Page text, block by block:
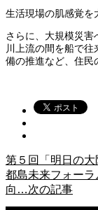
生活現場の肌感覚を
さらに、大規模災害
川上流の間を船で
備の推進など、住民
第５回「明日の
都島未来フォー
向…次の記事